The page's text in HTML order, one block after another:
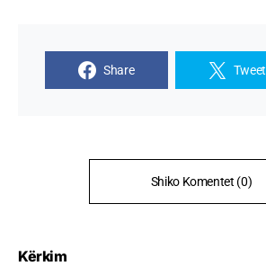
Share Tweet
Shiko Komentet (0)
Kërkim